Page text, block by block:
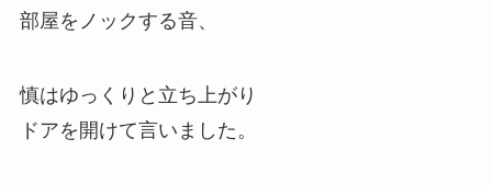
部屋をノックする音、
慎はゆっくりと立ち上がり
ドアを開けて言いました。